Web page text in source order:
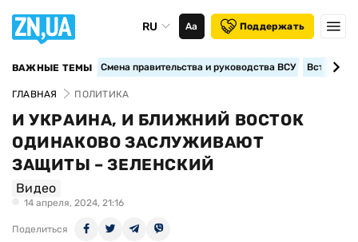
RU Аа Поддержать
ВАЖНЫЕ ТЕМЫ Смена правительства и руководства ВСУ
ГЛАВНАЯ ПОЛИТИКА
И УКРАИНА, И БЛИЖНИЙ ВОСТОК
ОДИНАКОВО ЗАСЛУЖИВАЮТ
ЗАЩИТЫ – ЗЕЛЕНСКИЙ
Видео
14 апреля, 2024, 21:16
Поделиться